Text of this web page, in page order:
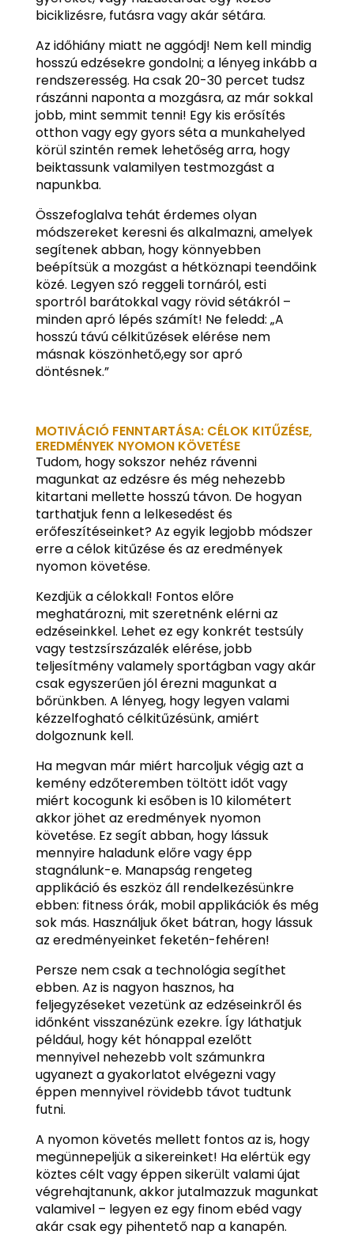
biciklizésre, futásra vagy akár sétára.
Az időhiány miatt ne aggódj! Nem kell mindig
hosszú edzésekre gondolni; a lényeg inkább a
rendszeresség. Ha csak 20-30 percet tudsz
rászánni naponta a mozgásra, az már sokkal
jobb, mint semmit tenni! Egy kis erősítés
otthon vagy egy gyors séta a munkahelyed
körül szintén remek lehetőség arra, hogy
beiktassunk valamilyen testmozgást a
napunkba.
Összefoglalva tehát érdemes olyan
módszereket keresni és alkalmazni, amelyek
segítenek abban, hogy könnyebben
beépítsük a mozgást a hétköznapi teendőink
közé. Legyen szó reggeli tornáról, esti
sportról barátokkal vagy rövid sétákról –
minden apró lépés számít! Ne feledd: „A
hosszú távú célkitűzések elérése nem
másnak köszönhető,egy sor apró
döntésnek.”
MOTIVÁCIÓ FENNTARTÁSA: CÉLOK KITŰZÉSE,
EREDMÉNYEK NYOMON KÖVETÉSE
Tudom, hogy sokszor nehéz rávenni
magunkat az edzésre és még nehezebb
kitartani mellette hosszú távon. De hogyan
tarthatjuk fenn a lelkesedést és
erőfeszítéseinket? Az egyik legjobb módszer
erre a célok kitűzése és az eredmények
nyomon követése.
Kezdjük a célokkal! Fontos előre
meghatározni, mit szeretnénk elérni az
edzéseinkkel. Lehet ez egy konkrét testsúly
vagy testzsírszázalék elérése, jobb
teljesítmény valamely sportágban vagy akár
csak egyszerűen jól érezni magunkat a
bőrünkben. A lényeg, hogy legyen valami
kézzelfogható célkitűzésünk, amiért
dolgoznunk kell.
Ha megvan már miért harcoljuk végig azt a
kemény edzőteremben töltött időt vagy
miért kocogunk ki esőben is 10 kilométert
akkor jöhet az eredmények nyomon
követése. Ez segít abban, hogy lássuk
mennyire haladunk előre vagy épp
stagnálunk-e. Manapság rengeteg
applikáció és eszköz áll rendelkezésünkre
ebben: fitness órák, mobil applikációk és még
sok más. Használjuk őket bátran, hogy lássuk
az eredményeinket feketén-fehéren!
Persze nem csak a technológia segíthet
ebben. Az is nagyon hasznos, ha
feljegyzéseket vezetünk az edzéseinkről és
időnként visszanézünk ezekre. Így láthatjuk
például, hogy két hónappal ezelőtt
mennyivel nehezebb volt számunkra
ugyanezt a gyakorlatot elvégezni vagy
éppen mennyivel rövidebb távot tudtunk
futni.
A nyomon követés mellett fontos az is, hogy
megünnepeljük a sikereinket! Ha elértük egy
köztes célt vagy éppen sikerült valami újat
végrehajtanunk, akkor jutalmazzuk magunkat
valamivel – legyen ez egy finom ebéd vagy
akár csak egy pihentető nap a kanapén.